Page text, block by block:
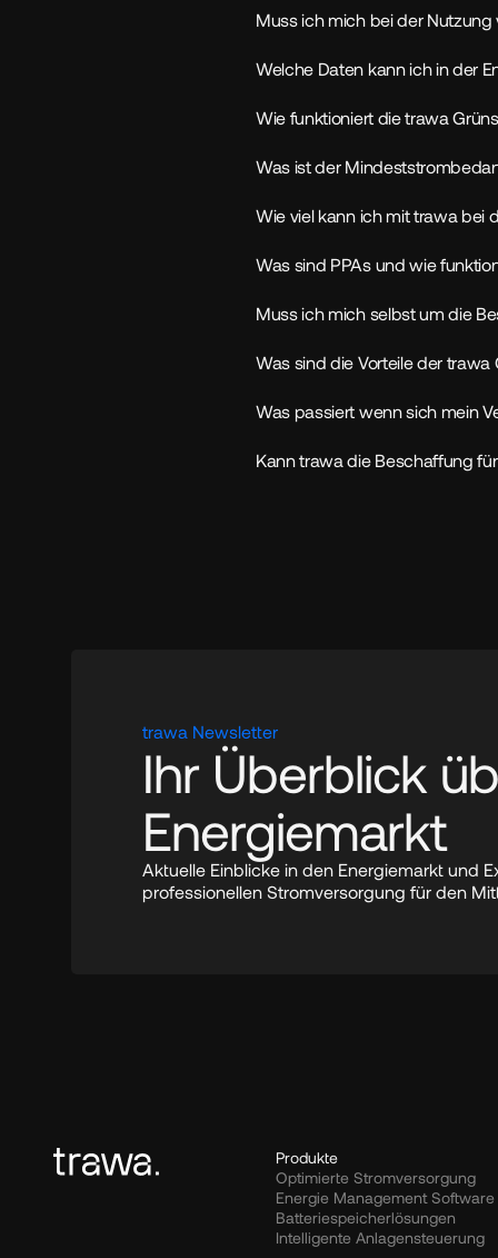
Muss ich mich bei der
Welche Daten kann ich in der
Wie funktioniert die trawa
Was ist der
Wie viel kann ich mit trawa bei
Was sind PPAs und wie
Muss ich mich selbst um die
Was sind die Vorteile der
Was passiert wenn sich mein
Kann trawa die Beschaffung
trawa Newsletter
Ihr Überblick
Energiemarkt
Aktuelle Einblicke in den Energiemarkt und
professionellen Stromversorgung für den
Produkte
Optimierte Stromversorgung
Energie Management Software
Batteriespeicherlösungen
Intelligente Anlagensteuerung